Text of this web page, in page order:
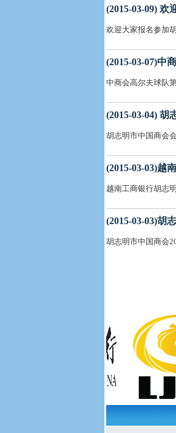
(2015-03-09)
欢迎大家报名参加
(2015-03-07)中
中商会高尔夫球队
(2015-03-04)
胡志明市中国商会
(2015-03-03)越
越南工商银行胡志
(2015-03-03)胡
胡志明市中国商会